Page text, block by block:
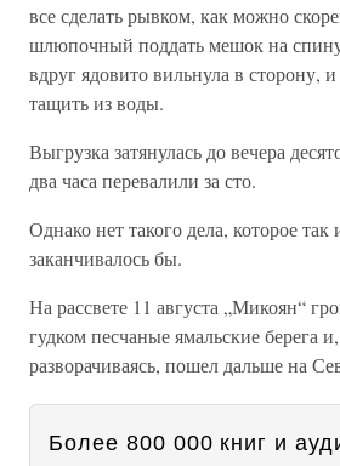
все сделать рывком, как можно
шлюпочный поддать мешок на спину
вдруг ядовито вильнула в сторону,
тащить из воды.
Выгрузка затянулась до вечера
два часа перевалили за сто.
Однако нет такого дела, которое так
заканчивалось бы.
На рассвете 11 августа „Микоян“
гудком песчаные ямальские берега
разворачиваясь, пошел дальше на
Более 800 000 книг и